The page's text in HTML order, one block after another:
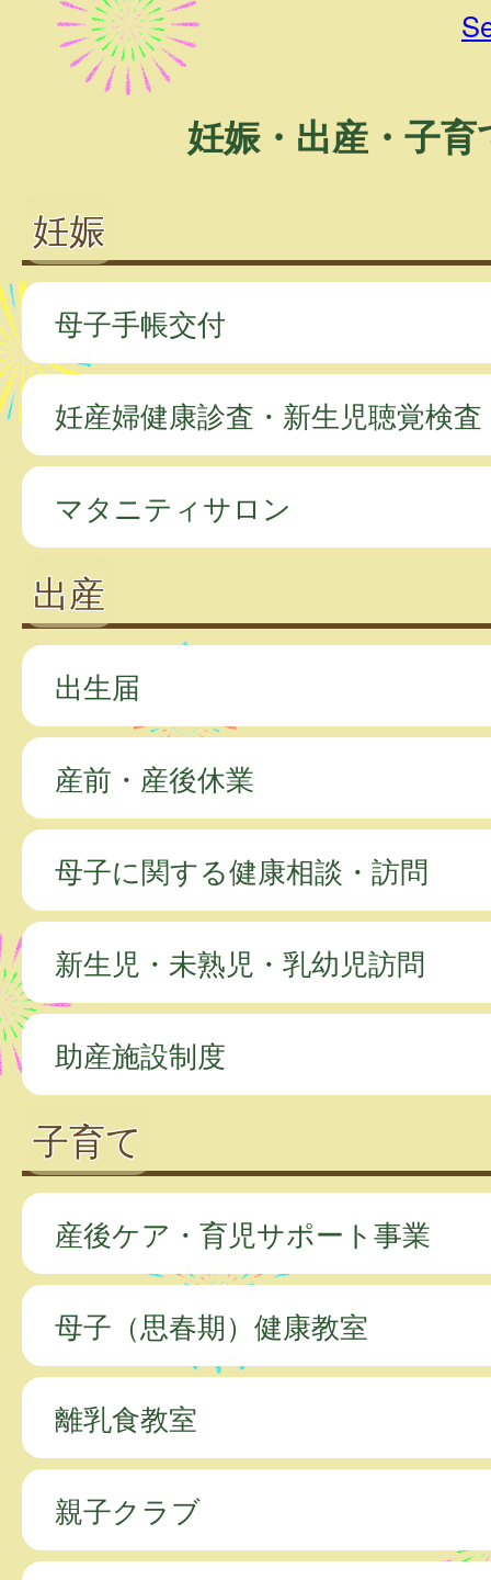
妊娠・出産・子育
妊娠
母子手帳交付
妊産婦健康診査・新生児聴覚検査
マタニティサロン
出産
出生届
産前・産後休業
母子に関する健康相談・訪問
新生児・未熟児・乳幼児訪問
助産施設制度
子育て
産後ケア・育児サポート事業
母子（思春期）健康教室
離乳食教室
親子クラブ